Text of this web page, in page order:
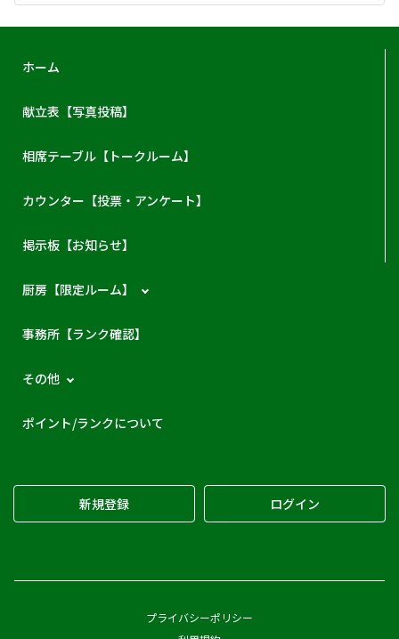
ホーム
献立表【写真投稿】
相席テーブル【トークルーム】
カウンター【投票・アンケート】
掲示板【お知らせ】
厨房【限定ルーム】
事務所【ランク確認】
その他
ポイント/ランクについて
新規登録 ログイン
プライバシーポリシー